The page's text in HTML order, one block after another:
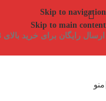
Skip to navigation
Skip to main content
منو